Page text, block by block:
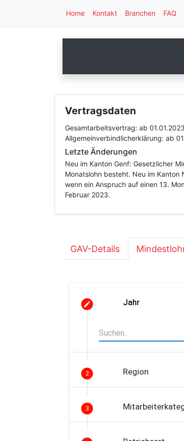
Home Kontakt Branchen FAQ
Vertragsdaten
Gesamtarbeitsvertrag: ab 01.01.2023
Allgemeinverbindlicherklärung: ab
Letzte Änderungen
Neu im Kanton Genf: Gesetzlicher
Monatslohn besteht. Neu im Kanton
wenn ein Anspruch auf einen 13.
Februar 2023.
GAV-Details
Jahr
2 Region
3